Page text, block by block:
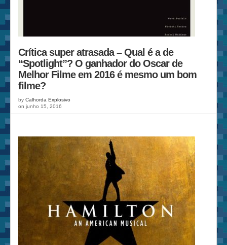
Crítica super atrasada – Qual é a de
“Spotlight”? O ganhador do Oscar de
Melhor Filme em 2016 é mesmo um bom
filme?
by Calhorda Explosivo
on junho 15, 2016